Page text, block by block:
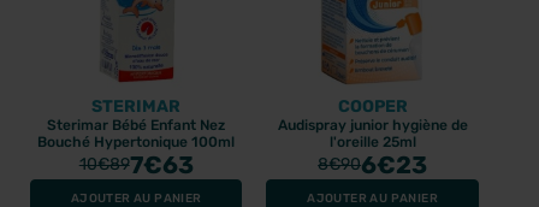
STERIMAR
Sterimar Bébé Enfant Nez
Bouché Hypertonique 100ml
10€897€63
AJOUTER AU PANIER
COOPER
Audispray junior hygiène de
l'oreille 25ml
8€906€23
AJOUTER AU PANIER